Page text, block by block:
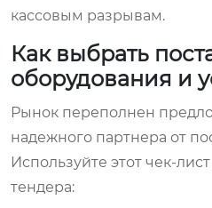
кассовым разрывам.
Как выбрать
оборудования и
Рынок переполнен
надежного партнера от
Используйте этот чек-
тендера: